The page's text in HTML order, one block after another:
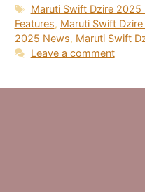
Tags
Maruti Swift Dzire 2025
Features, Maruti Swift
2025 News, Maruti Swift
Leave a comment